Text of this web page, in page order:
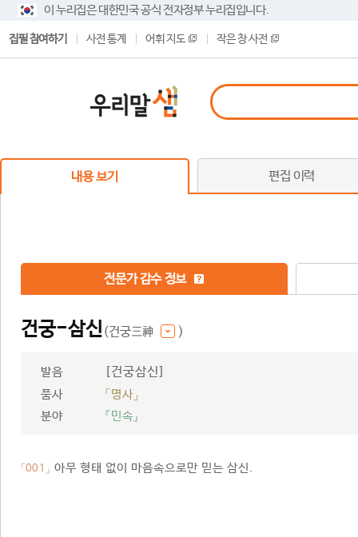
이 누리집은 대한민국 공식 전자정부 누리집입니다.
집필 참여하기 사전 통계 어휘 지도 작은 창 사전
내용 보기 편집 이력
전문가 감수 정보
건궁-삼신(건궁三神 )
발음 [건궁삼신]
품사
「명사」
분야
『민속』
「001」 아무 형태 없이 마음속으로만 믿는 삼신.